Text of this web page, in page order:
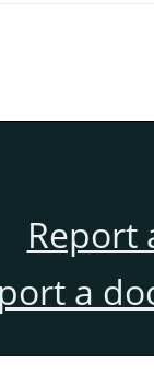
Report
a